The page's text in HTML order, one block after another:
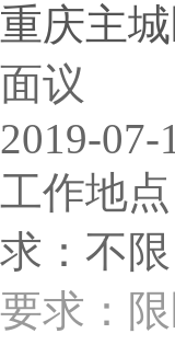
重庆主
面议
2019-07-
工作地点
求：不
要求：